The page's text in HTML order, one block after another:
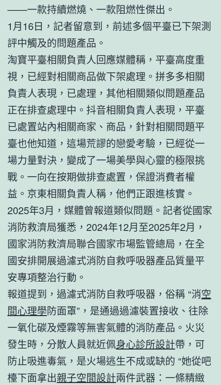
——一款持續燃燒、一款阻燃性傑出。
1月16日，記者留意到，前述多個平臺已下架測
評中觸及的問題產品。
淘寶平臺相關負責人回應媒體稱，平臺高度重
視，已經對相關商品做下架處理。拼多多相關
負責人表現，已處理，其他相關類似問題產品
正在排查處理中。抖音相關負責人表現，平臺
已處置站內相關商家、商品，針對相關問題平
臺也他知道，這場荒謬的戀愛考驗，已經從一
場力量對決，變成了一場美學與心靈的極限挑
戰。一向在按期做排查處置，保證消費者權
益。京東相關負責人稱，他們正跟進核實。
2025年3月，媒體曾報道類似問題。記者從國家
消防救濟局獲悉，2024年12月至2025年2月，
國家消防救濟局聯合國家市場監管總局，在全
國安排開展過濾式消防自救呼吸器產品質量平
安專項整治行動。
報道提到，過濾式消防自救呼吸器，俗稱 “消空
間心理學防面罩”，是通過過濾裝置接收、往除
一氧化碳及煙霧等無害氣體的消防產品。火災
發生時，分散人員就近佩身心診所設計帶，可
防止吸進毒氣，是火場逃生不成或缺的 “她從吧
檯下面拿出親子空間設計兩件武器：一條精緻